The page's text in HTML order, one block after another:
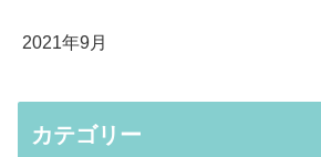
2021年9月
カテゴリー